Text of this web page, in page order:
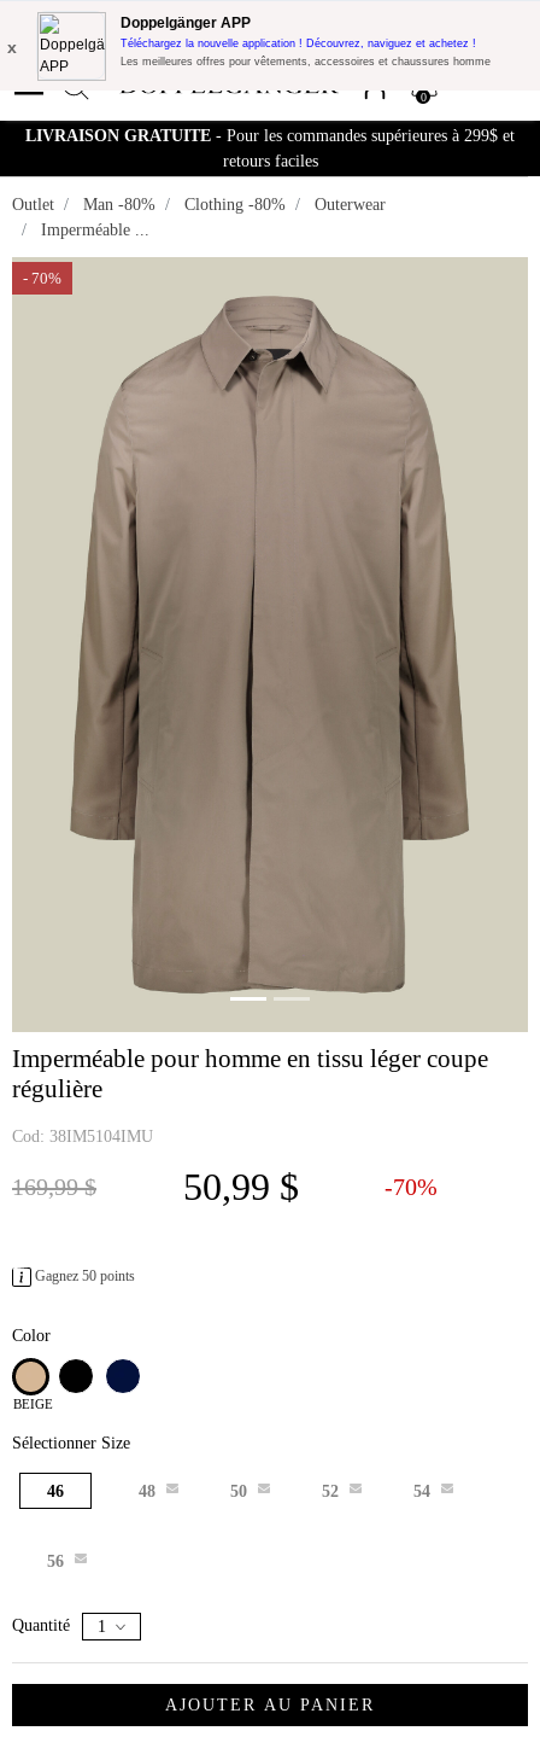
Promo Flash:
10% de réduction supplémentaire sur 300$ d'achat avec le code:
DOPPEL300
0
x
Doppelgänger APP
Téléchargez la nouvelle application ! Découvrez, naviguez et achetez !
Les meilleures offres pour vêtements, accessoires et chaussures homme
LIVRAISON GRATUITE - Pour les commandes supérieures à 299$ et
retours faciles
Outlet Man -80% Clothing -80%
Outerwear
Imperméable ...
- 70%
Imperméable pour homme en tissu léger coupe
régulière
Cod: 38IM5104IMU
Price reduced from
169,99 $to 50,99 $ -70%
Gagnez 50 points
Color
BEIGE
Sélectionner Size
46 48 50 52 54
56
Quantité
AJOUTER AU PANIER